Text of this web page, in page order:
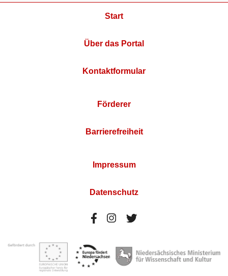
Start
Über das Portal
Kontaktformular
Förderer
Barrierefreiheit
Impressum
Datenschutz